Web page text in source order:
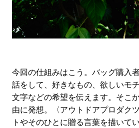
今回の仕組みはこう。バッグ購入
話をして、好きなもの、欲しいモ
文字などの希望を伝えます。そこ
由に発想。〈アウトドアプロダク
トやそのひとに贈る言葉を描いてい